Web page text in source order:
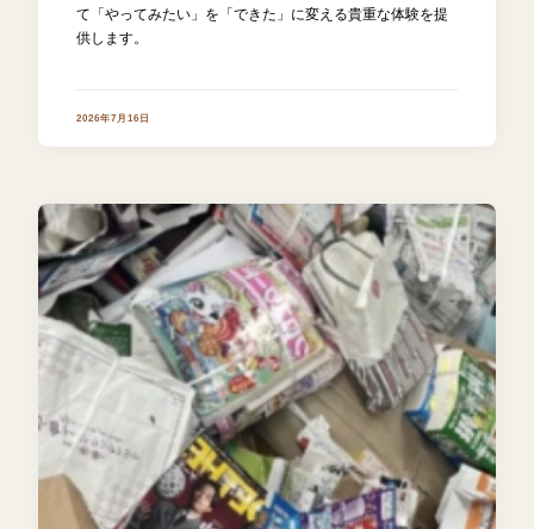
て「やってみたい」を「できた」に変える貴重な体験を提
供します。
2026年7月16日